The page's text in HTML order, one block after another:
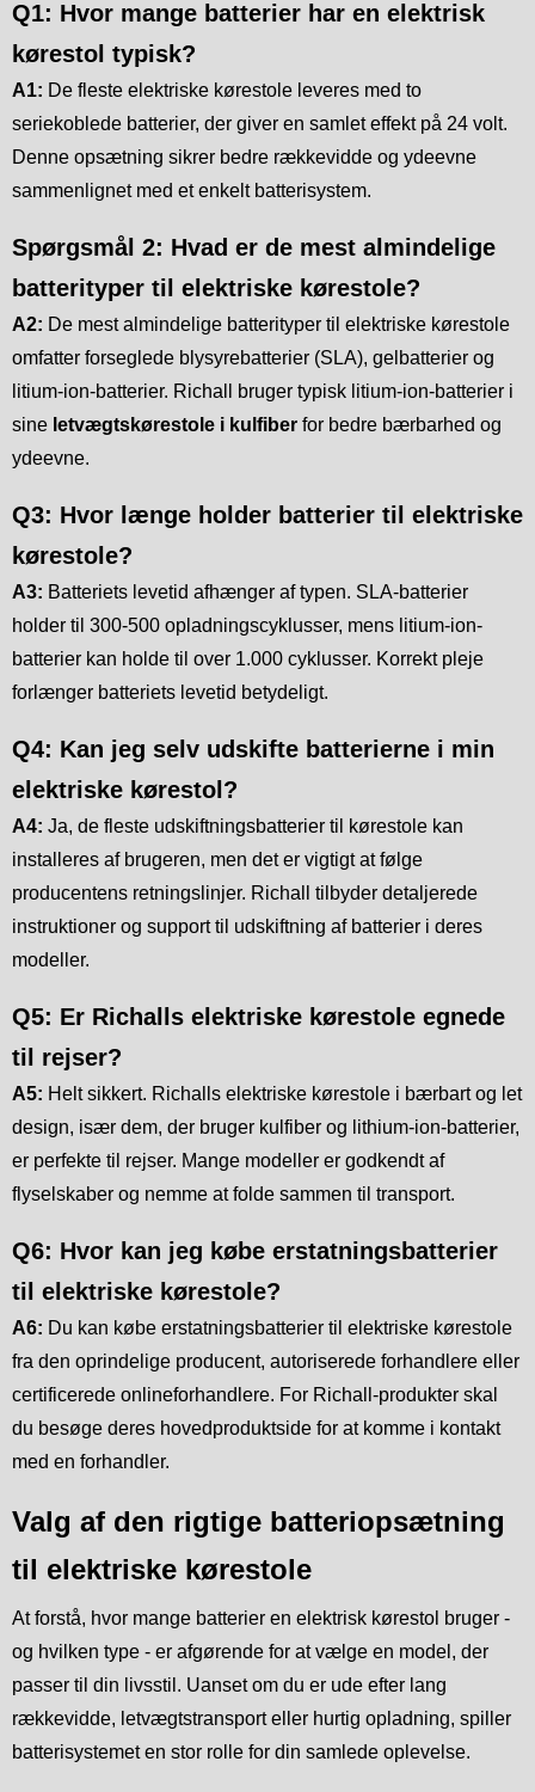
Q1: Hvor mange batterier har en elektrisk
kørestol typisk?
A1: De fleste elektriske kørestole leveres med to
seriekoblede batterier, der giver en samlet effekt på 24 volt.
Denne opsætning sikrer bedre rækkevidde og ydeevne
sammenlignet med et enkelt batterisystem.
Spørgsmål 2: Hvad er de mest almindelige
batterityper til elektriske kørestole?
A2: De mest almindelige batterityper til elektriske kørestole
omfatter forseglede blysyrebatterier (SLA), gelbatterier og
litium-ion-batterier. Richall bruger typisk litium-ion-batterier i
sine letvægtskørestole i kulfiber for bedre bærbarhed og
ydeevne.
Q3: Hvor længe holder batterier til elektriske
kørestole?
A3: Batteriets levetid afhænger af typen. SLA-batterier
holder til 300-500 opladningscyklusser, mens litium-ion-
batterier kan holde til over 1.000 cyklusser. Korrekt pleje
forlænger batteriets levetid betydeligt.
Q4: Kan jeg selv udskifte batterierne i min
elektriske kørestol?
A4: Ja, de fleste udskiftningsbatterier til kørestole kan
installeres af brugeren, men det er vigtigt at følge
producentens retningslinjer. Richall tilbyder detaljerede
instruktioner og support til udskiftning af batterier i deres
modeller.
Q5: Er Richalls elektriske kørestole egnede
til rejser?
A5: Helt sikkert. Richalls elektriske kørestole i bærbart og let
design, især dem, der bruger kulfiber og lithium-ion-batterier,
er perfekte til rejser. Mange modeller er godkendt af
flyselskaber og nemme at folde sammen til transport.
Q6: Hvor kan jeg købe erstatningsbatterier
til elektriske kørestole?
A6: Du kan købe erstatningsbatterier til elektriske kørestole
fra den oprindelige producent, autoriserede forhandlere eller
certificerede onlineforhandlere. For Richall-produkter skal
du besøge deres hovedproduktside for at komme i kontakt
med en forhandler.
Valg af den rigtige batteriopsætning
til elektriske kørestole
At forstå, hvor mange batterier en elektrisk kørestol bruger -
og hvilken type - er afgørende for at vælge en model, der
passer til din livsstil. Uanset om du er ude efter lang
rækkevidde, letvægtstransport eller hurtig opladning, spiller
batterisystemet en stor rolle for din samlede oplevelse.